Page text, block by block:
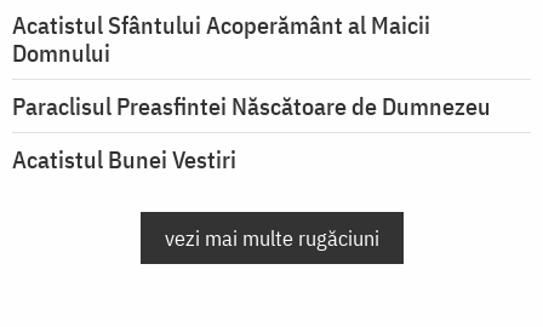
Acatistul Sfântului Acoperământ al Maicii
Domnului
Paraclisul Preasfintei Născătoare de Dumnezeu
Acatistul Bunei Vestiri
vezi mai multe rugăciuni